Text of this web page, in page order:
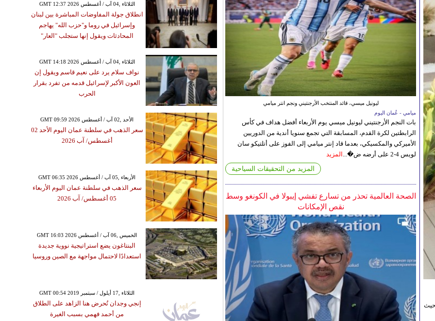
ليونيل ميسي، قائد المنتخب الأرجنتيني ونجم انتر ميامي
ميامي - عُمان اليوم
بات النجم الأرجنتيني ليونيل ميسي يوم الأربعاء أفضل هداف في كأس
الرابطتين لكرة القدم، المسابقة التي تجمع سنويا أندية من الدوريين
الأميركي والمكسيكي، بعدما قاد إنتر ميامي إلى الفوز على أتلتيكو سان
لويس 4-2 على أرضه ض�...
المزيد
المزيد من التحقيقات السياحية
الصحة العالمية تحذر من تسارع تفشي إيبولا في الكونغو وسط
نقص الإمكانات
حيث
GMT 12:37 2026 الثلاثاء ,04 آب / أغسطس
انطلاق جولة المفاوضات المباشرة بين لبنان
وإسرائيل في روما و"حزب الله" يهاجم
المحادثات ويقول إنها ستجلب "العار"
GMT 14:18 2026 الثلاثاء ,04 آب / أغسطس
نواف سلام يرد على نعيم قاسم ويقول إن
العون الأكبر لإسرائيل قدمه من تفرد بقرار
الحرب
GMT 09:59 2026 الأحد ,02 آب / أغسطس
سعر الذهب في سلطنة عمان اليوم الأحد 02
أغسطس/ آب 2026
GMT 06:35 2026 الأربعاء ,05 آب / أغسطس
سعر الذهب في سلطنة عمان اليوم الأربعاء
05 أغسطس/ آب 2026
GMT 16:03 2026 الخميس ,06 آب / أغسطس
البنتاغون يضع استراتيجية نووية جديدة
استعدادًا لاحتمال مواجهة مع الصين وروسيا
GMT 00:54 2019 الثلاثاء ,17 أيلول / سبتمبر
إنجي وجدان تُحرض هنا الزاهد على الطلاق
من أحمد فهمي بسبب الغيرة